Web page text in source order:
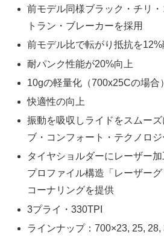
前モデル同様ブラック・チリ
トラン・ブレーカーを採用
前モデル比で転がり抵抗を
耐パンク性能が20%向上
10gの軽量化（700x25Cの場合）
快適性の向上
振動を吸収しライドをスムー
ブ・コンフォート・テクノロ
タイヤショルダーにレーザー
プロファイル構造「レーザー
コーナリングを提供
3プライ・330TPI
ラインナップ：700×23, 25,